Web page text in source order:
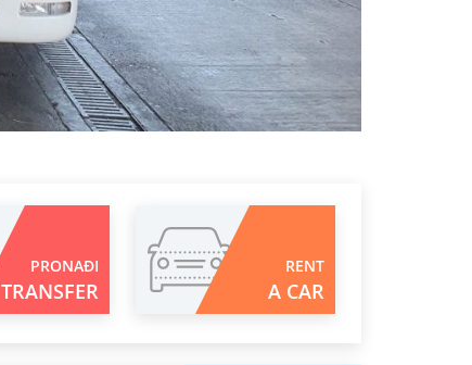
PRONAĐI
TRANSFER
RENT
A CAR